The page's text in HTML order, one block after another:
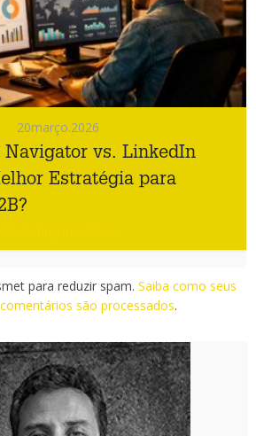
20março.2026
Navigator vs. LinkedIn
Estratégia para
para reduzir spam. Saiba como seus
são processados.